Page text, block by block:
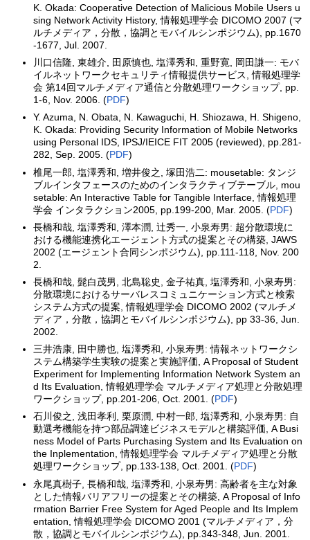
K. Okada: Cooperative Detection of Malicious Mobile Users u
sing Network Activity History, 情報処理学会 DICOMO 2007 (マ
ルチメディア，分散，協調とモバイルシンポジウム), pp.1670
-1677, Jul. 2007.
川口信隆, 東雄介, 田原慎也, 塩澤秀和, 重野寛, 岡田謙一: モバ
イルネットワークセキュリティ情報提供サービス, 情報処理学
会 第14回マルチメディア通信と分散処理ワークショップ, pp.
1-6, Nov. 2006. (PDF)
Y. Azuma, N. Obata, N. Kawaguchi, H. Shiozawa, H. Shigeno,
K. Okada: Providing Security Information of Mobile Networks
using Personal IDS, IPSJ/IEICE FIT 2005 (reviewed), pp.281-
282, Sep. 2005. (PDF)
椎尾一郎, 塩澤秀和, 増井俊之, 塚田浩二: mousetable: タンジ
ブルインタフェースのためのインタラクティブテーブル, mou
setable: An Interactive Table for Tangible Interface, 情報処理
学会 インタラクション2005, pp.199-200, Mar. 2005. (PDF)
長橋和哉, 塩澤秀和, 澤本潤, 辻秀一, 小泉寿男: 超分散環境に
おける機能連携化エージェント方式の提案とその構築, JAWS
2002 (エージェント合同シンポジウム), pp.111-118, Nov. 200
2.
長橋和哉, 髭白茂男, 北島聡史, 金子祐真, 塩澤秀和, 小泉寿男:
分散環境におけるサーバレスコミュニケーション方式と検索
システム方式の提案, 情報処理学会 DICOMO 2002 (マルチメ
ディア，分散，協調とモバイルシンポジウム), pp 33-36, Jun.
2002.
三井浩康, 田中勝也, 塩澤秀和, 小泉寿男: 情報ネットワークシ
ステム構築学生実験の提案と実施評価, A Proposal of Student
Experiment for Implementing Information Network System an
d Its Evaluation, 情報処理学会 マルチメディア処理と分散処理
ワークショップ, pp.201-206, Oct. 2001. (PDF)
石川俊之, 浅田孝利, 栗原潤, 中村一郎, 塩澤秀和, 小泉寿男: 自
動選考機能を持つ部品調達ビジネスモデルと構築評価, A Busi
ness Model of Parts Purchasing System and Its Evaluation on
the Inplementation, 情報処理学会 マルチメディア処理と分散
処理ワークショップ, pp.133-138, Oct. 2001. (PDF)
永尾真樹子, 長橋和哉, 塩澤秀和, 小泉寿男: 高齢者を主な対象
とした情報バリアフリーの提案とその構築, A Proposal of Info
rmation Barrier Free System for Aged People and Its Implem
entation, 情報処理学会 DICOMO 2001 (マルチメディア，分
散，協調とモバイルシンポジウム), pp.343-348, Jun. 2001.